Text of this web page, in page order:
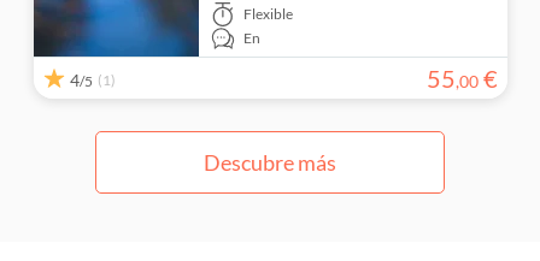
Flexible
En
4/5 (1) 55,00 €
Descubre más